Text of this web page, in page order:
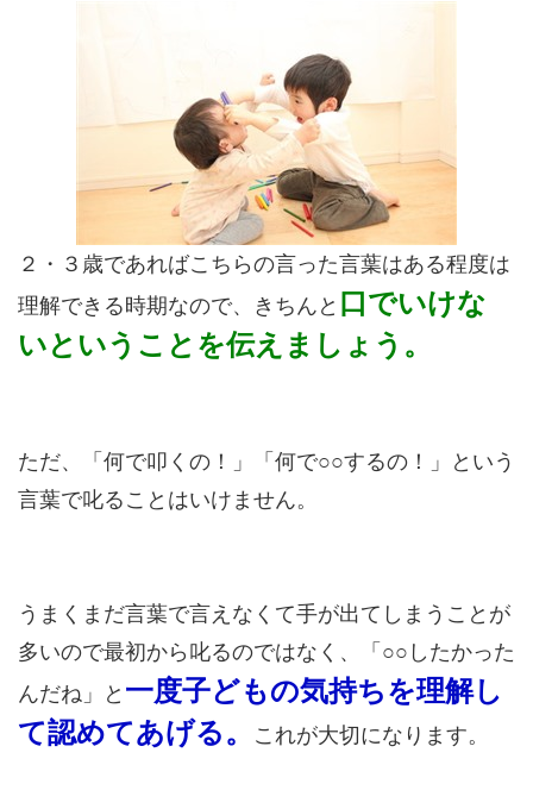
２・３歳であればこちらの言った言葉はある程度は
理解できる時期なので、きちんと 口でいけな
いということを伝えましょう。
ただ、「何で叩くの！」「何で○○するの！」という
言葉で叱ることはいけません。
うまくまだ言葉で言えなくて手が出てしまうことが
多いので最初から叱るのではなく、「○○したかった
んだね」と 一度子どもの気持ちを理解し
て認めてあげる。
これが大切になります。